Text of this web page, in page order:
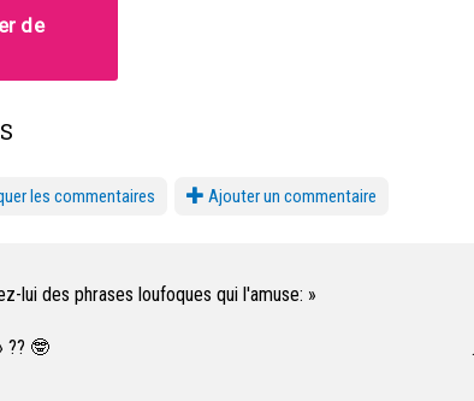
les commentaires Ajouter un commentaire
lui des phrases loufoques qui l'amuse: »
?? 🤓